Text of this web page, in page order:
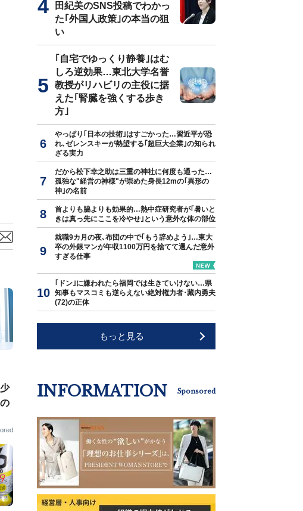
根伐り後の地面。水を多量に含んでドロドロになっていることがわかる
田紀美のSNS投稿でわかっ
た｢外国人政策｣の本当の狙
い
｢自宅でゆっくり静養｣はむ
しろ逆効果…東北大学名誉
教授がリハビリの主役に据
えた｢腎臓を強くする歩き
方｣
やっぱり｢日本の技術｣はすごかった…習近平が恐
れ､ゼレンスキーが熱望する｢超巨大企業｣の知られ
ざる実力
だから松下幸之助は三重の神社に何度も通った…
孤独な"経営の神様"が崇めた身長12mの｢異形の
神｣の名前
首よりも脇よりも効果的…熱中症研究者が｢暑いと
きは真っ先にここを冷やせ｣という意外な体の部位
就職9カ月の夜､布団の中で｢もう辞めよう｣…東大
卒の外銀マンが年収1100万円を捨てて選んだ意外
すぎる仕事
｢ドン｣に嫌われたら福岡では生きていけない…県
知事もマスコミも逆らえない絶対権力者･藏内勇夫
(72)の正体
もっと見る
INFORMATION Sponsored